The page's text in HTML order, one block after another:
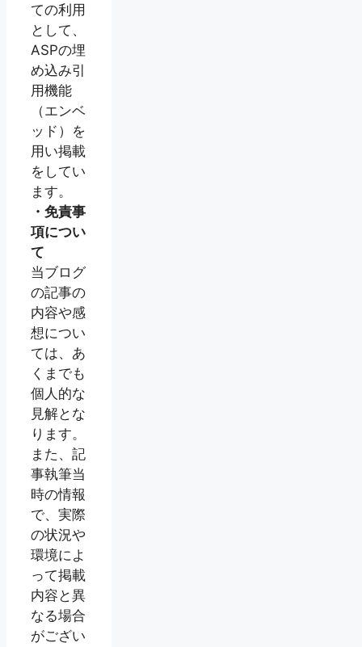
ての利用
として、
ASPの埋
め込み引
用機能
（エンベ
ッド）を
用い掲載
をしてい
ます。
・免責事
項につい
て
当ブログ
の記事の
内容や感
想につい
ては、あ
くまでも
個人的な
見解とな
ります。
また、記
事執筆当
時の情報
で、実際
の状況や
環境によ
って掲載
内容と異
なる場合
がござい